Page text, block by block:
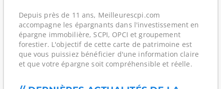
Depuis près de 11 ans, Meilleurescpi.com
accompagne les épargnants dans l'investissement en
épargne immobilière, SCPI, OPCI et groupement
forestier. L'objectif de cette carte de patrimoine est
que vous puissiez bénéficier d'une information claire
et que votre épargne soit compréhensible et réelle.